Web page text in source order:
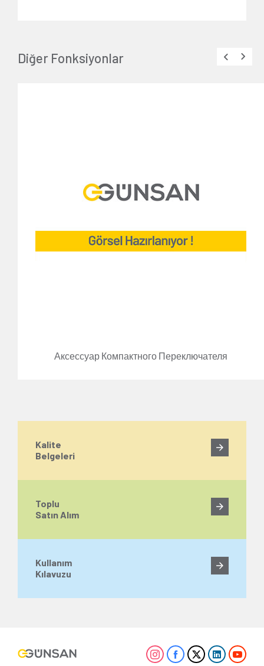
Diğer Fonksiyonlar
Аксессуар Компактного Переключателя
Kalite
Belgeleri
Toplu
Satın Alım
Kullanım
Kılavuzu